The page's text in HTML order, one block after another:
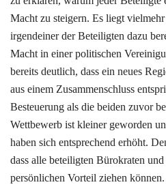
Macht zu steigern. Es liegt
irgendeiner der Beteiligten dazu
Macht in einer politischen
bereits deutlich, dass ein neues
aus einem Zusammenschluss
Besteuerung als die beiden zuvor
Wettbewerb ist kleiner geworden
haben sich entsprechend erhöht.
dass alle beteiligten Bürokraten
persönlichen Vorteil ziehen